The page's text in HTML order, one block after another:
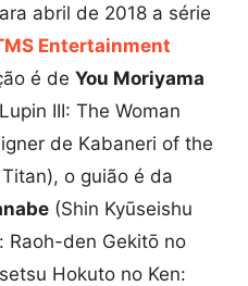
abril de 2018 a série
Entertainment
é de You Moriyama
III: The Woman
de Kabaneri of the
o guião é da
(Shin Kyūseishu
Raoh-den Gekitō no
Hokuto no Ken: